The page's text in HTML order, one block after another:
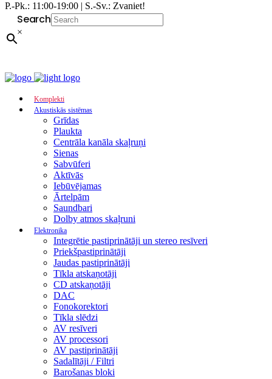
P.-Pk.: 11:00-19:00 | S.-Sv.: Zvaniet!
Search
×
Komplekti
Akustiskās sistēmas
Grīdas
Plaukta
Centrāla kanāla skaļruņi
Sienas
Sabvūferi
Aktīvās
Iebūvējamas
Ārtelpām
Saundbari
Dolby atmos skaļruni
Elektronika
Integrētie pastiprinātāji un stereo resīveri
Priekšpastiprinātāji
Jaudas pastiprinātāji
Tīkla atskaņotāji
CD atskaņotāji
DAC
Fonokorektori
Tīkla slēdzi
AV resīveri
AV processori
AV pastiprinātāji
Sadalītāji / Filtri
Barošanas bloki